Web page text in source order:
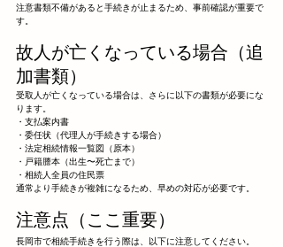
注意書類不備があると手続きが止まるため、事前確認が重要で
す。
故人が亡くなっている場合（追
加書類）
受取人が亡くなっている場合は、さらに以下の書類が必要にな
ります。
・支払案内書
・委任状（代理人が手続きする場合）
・法定相続情報一覧図（原本）
・戸籍謄本（出生〜死亡まで）
・相続人全員の住民票
通常より手続きが複雑になるため、早めの対応が必要です。
注意点（ここ重要）
長岡市で相続手続きを行う際は、以下に注意してください。